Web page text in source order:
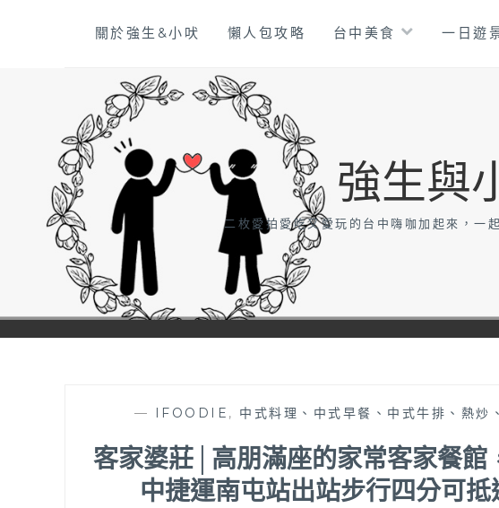
關於強生&小吠 懶人包攻略 台中美食 一日遊
強生與
二枚愛拍愛吃又愛玩的台中嗨咖加起來，
— IFOODIE , 中式料理、中式早餐、中式牛排、熱炒
客家婆莊│高朋滿座的家常客家餐館
中捷運南屯站出站步行四分可